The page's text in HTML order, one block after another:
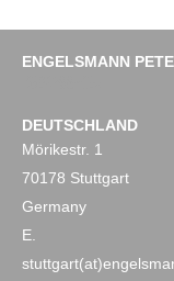
ENGELSMANN
DEUTSCHLAND
Mörikestr. 1
70178 Stuttgart
Germany
E.